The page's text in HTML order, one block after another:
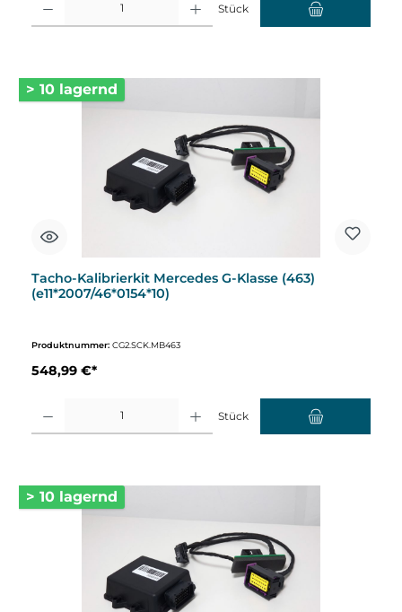
Stück
> 10 lagernd
Tacho-Kalibrierkit Mercedes G-Klasse (463)
(e11*2007/46*0154*10)
Produktnummer: CG2.SCK.MB463
548,99 €*
Stück
> 10 lagernd